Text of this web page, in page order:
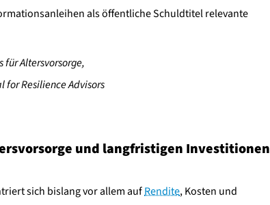
als öffentliche Schuldtitel relevante
für Altersvorsorge,
Resilience Advisors
und langfristigen Investitionen
sich bislang vor allem aufRendite, Kosten und